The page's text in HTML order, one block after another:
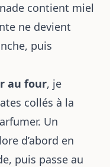
contient miel
ne devient
puis
au four, je
collés à la
Un
d’abord en
puis passe au